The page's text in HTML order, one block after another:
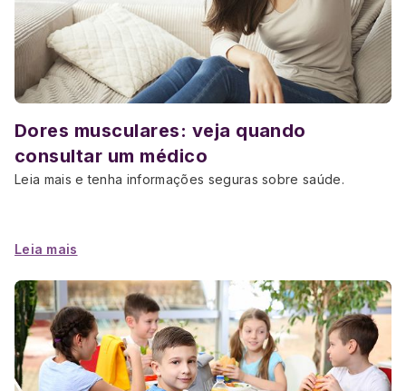
Dores musculares: veja quando
consultar um médico
Leia mais e tenha informações seguras sobre saúde.
Leia mais